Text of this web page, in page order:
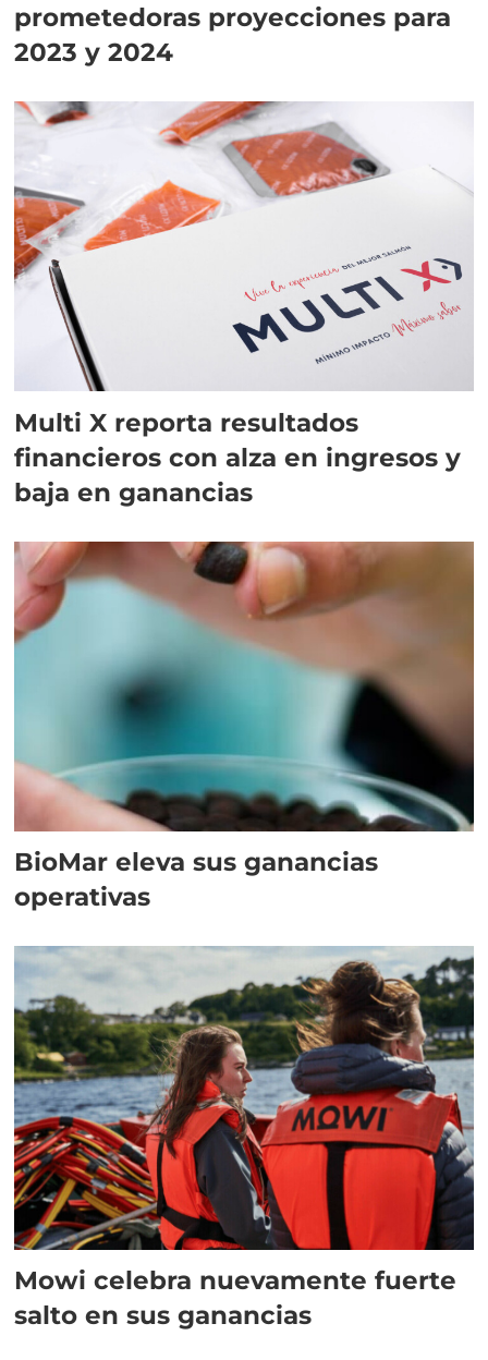
prometedoras proyecciones para
2023 y 2024
Multi X reporta resultados
financieros con alza en ingresos y
baja en ganancias
BioMar eleva sus ganancias
operativas
Mowi celebra nuevamente fuerte
salto en sus ganancias